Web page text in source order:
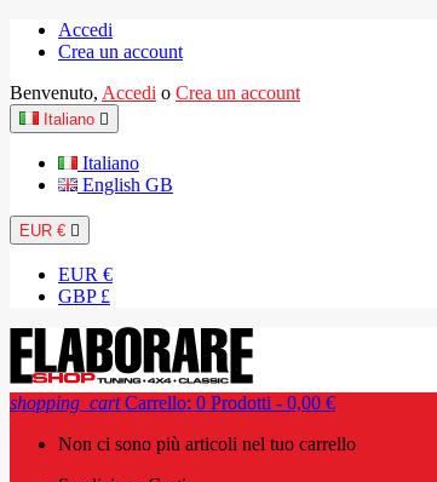
Accedi
Crea un account
Benvenuto, Accedi o Crea un account
Italiano 
Italiano
English GB
EUR € 
EUR €
GBP £
shopping_cart Carrello: 0 Prodotti - 0,00 €
Non ci sono più articoli nel tuo carrello